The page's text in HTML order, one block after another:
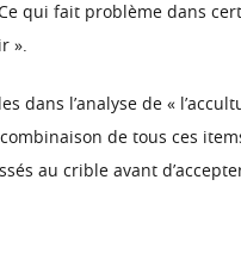
qui fait problème dans
».
dans l’analyse de «
de tous ces
au crible avant